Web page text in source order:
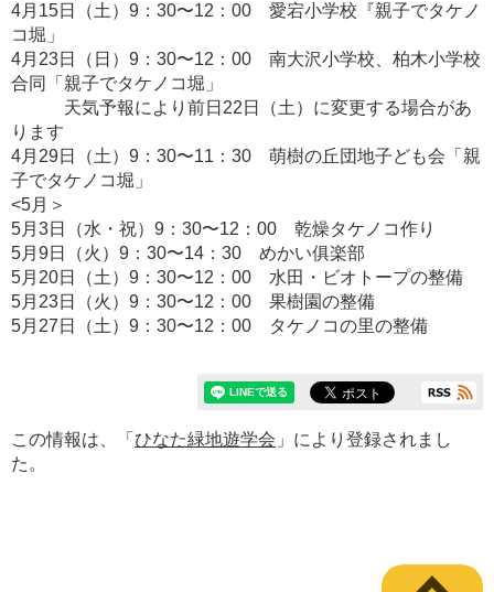
4月15日（土）9：30〜12：00 愛宕小学校『親子でタケノ
コ堀」
4月23日（日）9：30〜12：00 南大沢小学校、柏木小学校
合同「親子でタケノコ堀」
天気予報により前日22日（土）に変更する場合があ
ります
4月29日（土）9：30〜11：30 萌樹の丘団地子ども会「親
子でタケノコ堀」
<5月＞
5月3日（水・祝）9：30〜12：00 乾燥タケノコ作り
5月9日（火）9：30〜14：30 めかい俱楽部
5月20日（土）9：30〜12：00 水田・ビオトープの整備
5月23日（火）9：30〜12：00 果樹園の整備
5月27日（土）9：30〜12：00 タケノコの里の整備
この情報は、「 ひなた緑地遊学会 」により登録されまし
た。